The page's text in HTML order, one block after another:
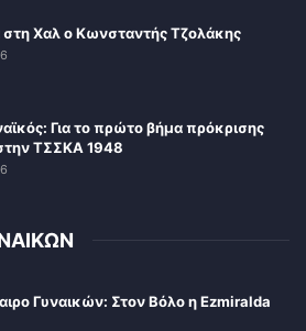
στη Χαλ ο Κωνσταντής Τζολάκης
Για το πρώτο βήμα πρόκρισης
ΤΣΣΚΑ 1948
Γυναικών: Στον Βόλο η Ezmiralda